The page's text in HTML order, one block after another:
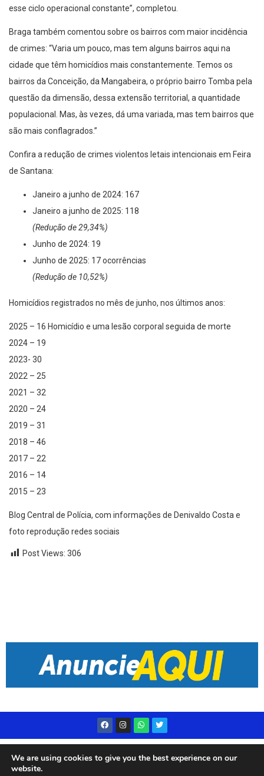
esse ciclo operacional constante”, completou.
Braga também comentou sobre os bairros com maior incidência
de crimes: “Varia um pouco, mas tem alguns bairros aqui na
cidade que têm homicídios mais constantemente. Temos os
bairros da Conceição, da Mangabeira, o próprio bairro Tomba pela
questão da dimensão, dessa extensão territorial, a quantidade
populacional. Mas, às vezes, dá uma variada, mas tem bairros que
são mais conflagrados.”
Confira a redução de crimes violentos letais intencionais em Feira
de Santana:
Janeiro a junho de 2024: 167
Janeiro a junho de 2025: 118
(Redução de 29,34%)
Junho de 2024: 19
Junho de 2025: 17 ocorrências
(Redução de 10,52%)
Homicídios registrados no mês de junho, nos últimos anos:
2025 – 16 Homicídio e uma lesão corporal seguida de morte
2024 – 19
2023- 30
2022 – 25
2021 – 32
2020 – 24
2019 – 31
2018 – 46
2017 – 22
2016 – 14
2015 – 23
Blog Central de Polícia, com informações de Denivaldo Costa e
foto reprodução redes sociais
Post Views: 306
We are using cookies to give you the best experience on our
website.